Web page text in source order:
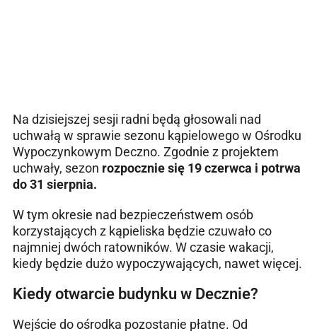
Na dzisiejszej sesji radni będą głosowali nad
uchwałą w sprawie sezonu kąpielowego w Ośrodku
Wypoczynkowym Deczno. Zgodnie z projektem
uchwały, sezon rozpocznie się 19 czerwca i potrwa
do 31 sierpnia.
W tym okresie nad bezpieczeństwem osób
korzystających z kąpieliska będzie czuwało co
najmniej dwóch ratowników. W czasie wakacji,
kiedy będzie dużo wypoczywających, nawet więcej.
Kiedy otwarcie budynku w Decznie?
Wejście do ośrodka pozostanie płatne. Od